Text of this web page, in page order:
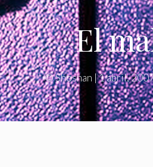
El
©Shoshan |1 abril,